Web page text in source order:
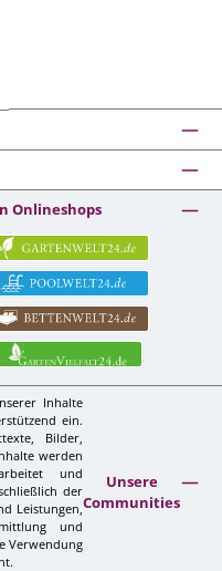
Onlineshops
Inhalte
ein.
Bilder,
werden
und
der
Leistungen,
und
Verwendung
Unsere
Communities